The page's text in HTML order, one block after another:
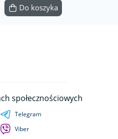
Do koszyka
społecznościowych
Telegram
Viber